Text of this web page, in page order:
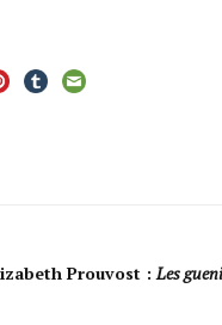
Prouvost :Les